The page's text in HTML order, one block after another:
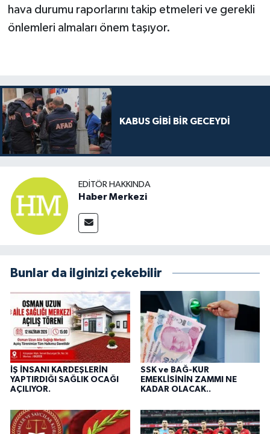
hava durumu raporlarını takip etmeleri ve gerekli
önlemleri almaları önem taşıyor.
KABUS GİBİ BİR GECEYDİ
EDITÖR HAKKINDA
Haber Merkezi
Bunlar da ilginizi çekebilir
İŞ İNSANI KARDEŞLERİN
YAPTIRDIĞI SAĞLIK OCAĞI
AÇILIYOR.
SSK ve BAĞ-KUR
EMEKLİSİNİN ZAMMI NE
KADAR OLACAK..